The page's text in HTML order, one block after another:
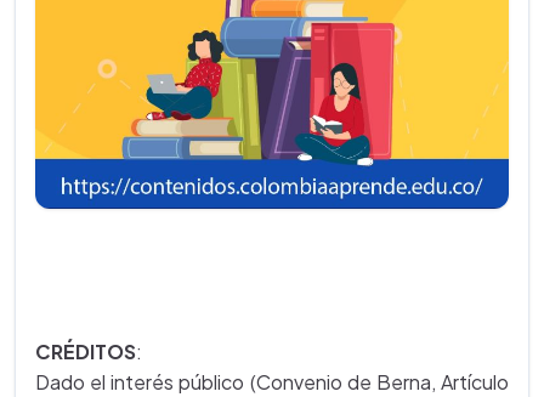
CRÉDITOS:
Dado el interés público (Convenio de Berna, Artículo